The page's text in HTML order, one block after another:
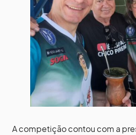
A competição contou com a